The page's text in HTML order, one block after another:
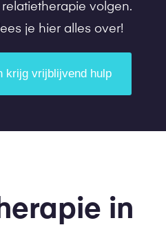
volgen.
je hier alles over!
krijg vrijblijvend hulp
in